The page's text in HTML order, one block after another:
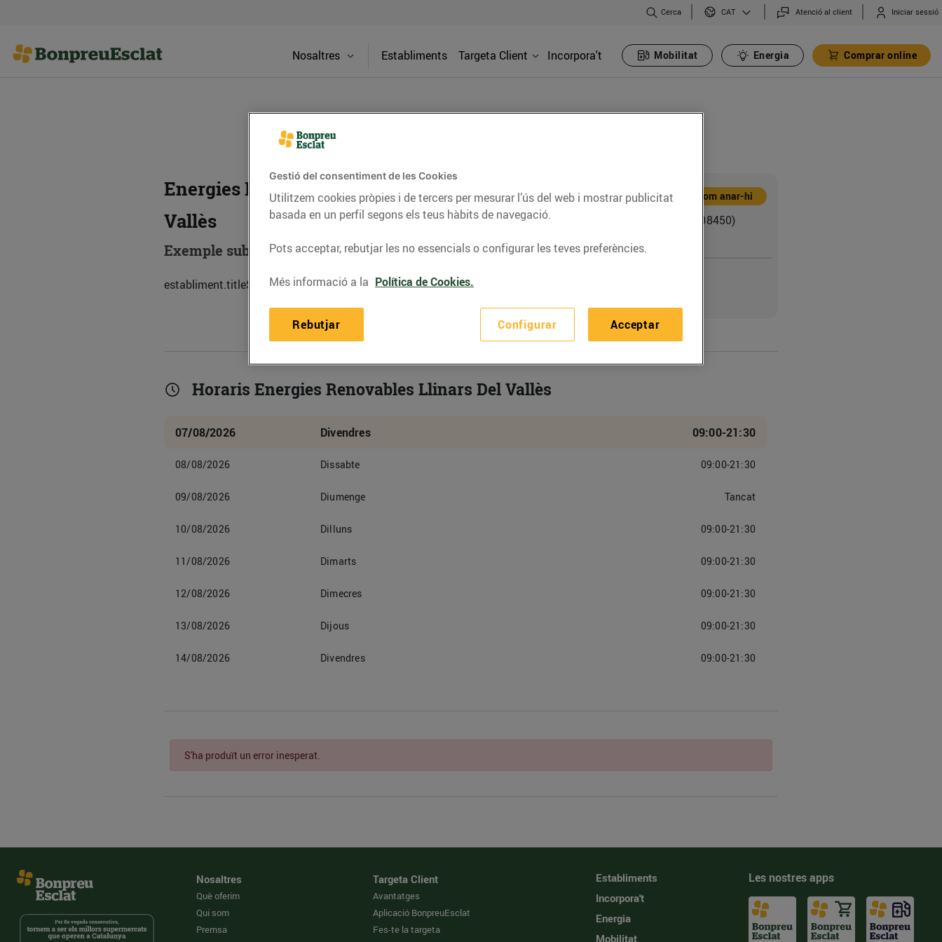
Cerca CAT Atenció al client Iniciar sessió
Nosaltres Establiments Targeta Client Incorpora't Mobilitat Energia Comprar online
Energies Renovables CVE Llinars del
Vallès
Exemple subtitol establiment
establiment.titleSub.descripcio.0
Adreça Com anar-hi
Av. Pau Casals, 255-279 (08450)
Horaris Energies Renovables Llinars Del Vallès
07/08/2026 Divendres 09:00-21:30
08/08/2026 Dissabte 09:00-21:30
09/08/2026 Diumenge Tancat
10/08/2026 Dilluns 09:00-21:30
11/08/2026 Dimarts 09:00-21:30
12/08/2026 Dimecres 09:00-21:30
13/08/2026 Dijous 09:00-21:30
14/08/2026 Divendres 09:00-21:30
S'ha produït un error inesperat.
Nosaltres
Què oferim
Qui som
Premsa
Targeta Client
Avantatges
Aplicació BonpreuEsclat
Fes-te la targeta
Establiments
Incorpora't
Energia
Mobilitat
Les nostres apps
Gestió del consentiment de les Cookies
Utilitzem cookies pròpies i de tercers per mesurar l’ús del web i mostrar publicitat
basada en un perfil segons els teus hàbits de navegació.
Pots acceptar, rebutjar les no essencials o configurar les teves preferències.
Més informació a la Política de Cookies.
Configurar
Rebutjar Acceptar